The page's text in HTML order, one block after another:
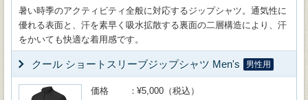
暑い時季のアクティビティ全般に対応するジップシャツ。通気性に
優れる表面と、汗を素早く吸水拡散する裏面の二層構造により、汗
をかいても快適な着用感です。
クール ショートスリーブジップシャツ Men's 男性用
価格
¥5,000（税込）